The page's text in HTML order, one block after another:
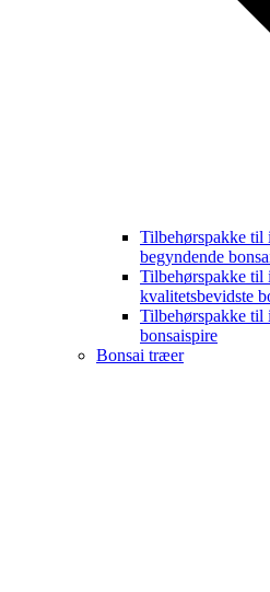
Tilbehørspakke til
begyndende
Tilbehørspakke til
kvalitetsbevidste
Tilbehørspakke til
bonsaispire
Bonsai træer